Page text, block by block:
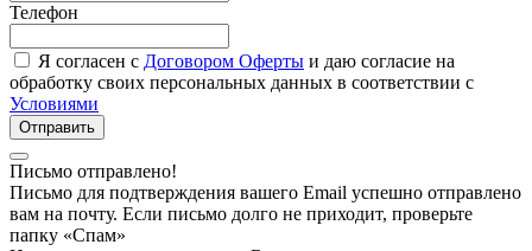
Телефон
Я согласен с Договором Оферты и даю согласие на
обработку своих персональных данных в соответствии с
Условиями
Отправить
Письмо отправлено!
Письмо для подтверждения вашего Email успешно отправлено
вам на почту. Если письмо долго не приходит, проверьте
папку «Спам»